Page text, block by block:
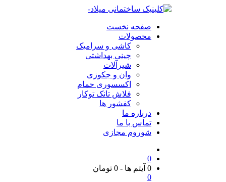
صفحه نخست
محصولات
کاشی و سرامیک
چینی بهداشتی
شیرآلات
وان و جکوزی
اکسسوری حمام
فلاش تانک توکار
کفشور ها
درباره ما
تماس با ما
شوروم مجازی
0
0 آیتم ها
-
0 تومان
0